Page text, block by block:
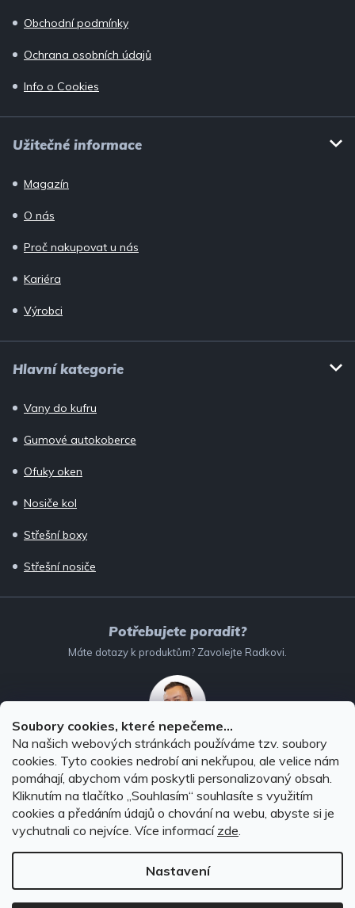
Soubory cookies, které nepečeme...
Na našich webových stránkách používáme tzv. soubory
cookies. Tyto cookies nedrobí ani nekřupou, ale velice nám
pomáhají, abychom vám poskytli personalizovaný obsah.
Kliknutím na tlačítko ,,Souhlasím“ souhlasíte s využitím
cookies a předáním údajů o chování na webu, abyste si je
vychutnali co nejvíce. Více informací zde.
Nastavení
Obchodní podmínky
Ochrana osobních údajů
Info o Cookies
Užitečné informace
Magazín
O nás
Proč nakupovat u nás
Kariéra
Výrobci
Hlavní kategorie
Vany do kufru
Gumové autokoberce
Ofuky oken
Nosiče kol
Střešní boxy
Střešní nosiče
Potřebujete poradit?
Máte dotazy k produktům? Zavolejte Radkovi.
732 147 896 (Po–Pá: 8–16:00)
info@autodoplnky-obchod.cz
Copyright 2026Autodoplňky-obchod.cz. Všechna práva
vyhrazena.